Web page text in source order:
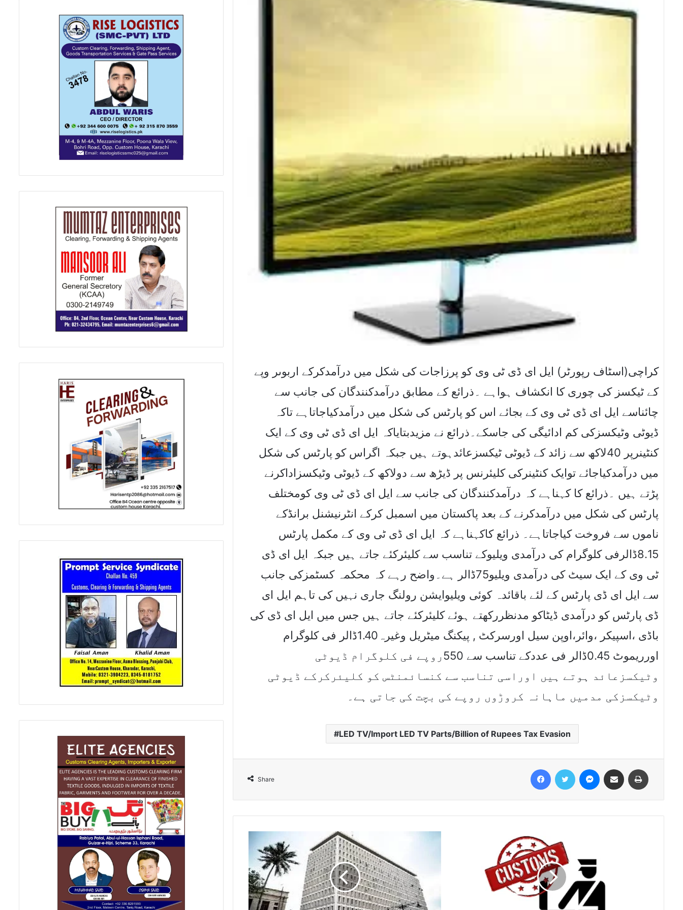
کراچی(اسٹاف رپورٹر) ایل ای ڈی ٹی وی کو پرزاجات کی شکل میں درآمدکرکے اربوںر وپے
کے ٹیکسز کی چوری کا انکشاف ہواہے ۔ذرائع کے مطابق درآمدکنندگان کی جانب سے
چائناسے ایل ای ڈی ٹی وی کے بجائے اس کو پارٹس کی شکل میں درآمدکیاجاتاہے تاکہ
ڈیوٹی وٹیکسزکی کم ادائیگی کی جاسکے۔ذرائع نے مزیدبتایاکہ ایل ای ڈی ٹی وی کے ایک
کنٹینرپر 40لاکھ سے زائد کے ڈیوٹی ٹیکسزعائدہوتے ہیں جبکہ اگراس کو پارٹس کی شکل
میں درآمدکیاجائے توایک کنٹینرکی کلیئرنس پر ڈیڑھ سے دولاکھ کے ڈیوٹی وٹیکسزاداکرنے
پڑتے ہیں ۔ذرائع کا کہناہے کہ درآمدکنندگان کی جانب سے ایل ای ڈی ٹی وی کومختلف
پارٹس کی شکل میں درآمدکرنے کے بعد پاکستان میں اسمبل کرکے انٹرنیشنل برانڈکے
ناموں سے فروخت کیاجاتاہے۔ ذرائع کاکہناہے کہ ایل ای ڈی ٹی وی کے مکمل پارٹس
8.15ڈالرفی کلوگرام کی درآمدی ویلیوکے تناسب سے کلیئرکئے جاتے ہیں جبکہ ایل ای ڈی
ٹی وی کے ایک سیٹ کی درآمدی ویلیو75ڈالر ہے۔واضح رہے کہ محکمہ کسٹمزکی جانب
سے ایل ای ڈی پارٹس کے لئے باقائدہ کوئی ویلیوایشن رولنگ جاری نہیں کی تاہم ایل ای
ڈی پارٹس کو درآمدی ڈیٹاکو مدنظررکھتے ہوئے کلیئرکئے جاتے ہیں جس میں ایل ای ڈی کی
باڈی ،اسپیکر ،وائر،اوپن سیل اورسرکٹ , پیکنگ میٹریل وغیرہ1.40ڈالر فی کلوگرام
اورریموٹ 0.45ڈالر فی عددکے تناسب سے 550روپے فی کلوگرام ڈیوٹی
وٹیکسزعائد ہوتے ہیں اوراسی تناسب سے کنسائمنٹس کو کلیئرکرکے ڈیوٹی
وٹیکسزکی مدمیں ماہانہ کروڑوں روپے کی بچت کی جاتی ہے۔
LED TV/Import LED TV Parts/Billion of Rupees Tax Evasion
Share